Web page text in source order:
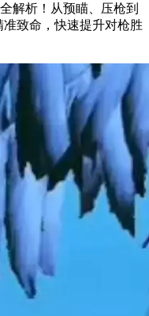
解析！从预瞄、压枪到
致命，快速提升对枪胜